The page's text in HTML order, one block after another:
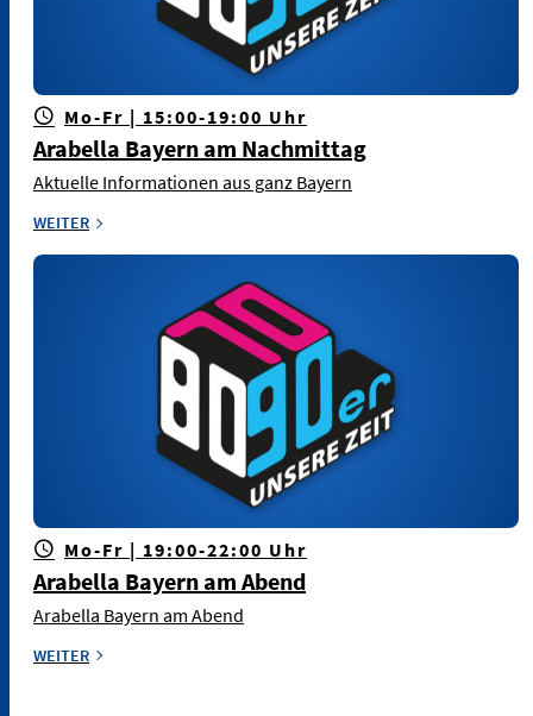
Mo-Fr | 15:00-19:00 Uhr
Arabella Bayern am Nachmittag
Aktuelle Informationen aus ganz Bayern
WEITER
Mo-Fr | 19:00-22:00 Uhr
Arabella Bayern am Abend
Arabella Bayern am Abend
WEITER